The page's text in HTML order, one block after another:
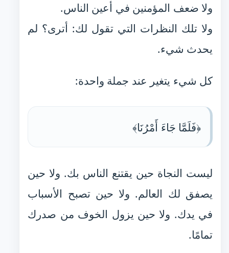
ولا ضعف المؤمنين في أعين الناس.
ولا تلك النظرات التي تقول لك: أترى؟ لم
يحدث شيء.
كل شيء يتغير عند جملة واحدة:
﴿فَلَمَّا جَاءَ أَمْرُنَا﴾
ليست النجاة حين يقتنع الناس بك. ولا حين
يصفق لك العالم. ولا حين تصبح الأسباب
في يدك. ولا حين يزول الخوف من صدرك
تمامًا.